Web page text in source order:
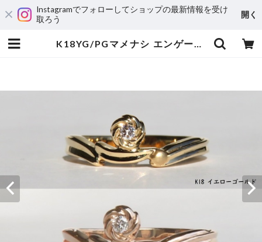
Instagramでフォローしてショップの最新情報を受け
取ろう
開く
K18YG/PGマメナシ エンゲージ＆アニバーサリーリング | 宝飾工房 Ｋ’ｓ ＣＲＡＦＴ